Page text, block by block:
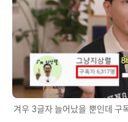
겨우 3글자 늘어났을 뿐인데 구